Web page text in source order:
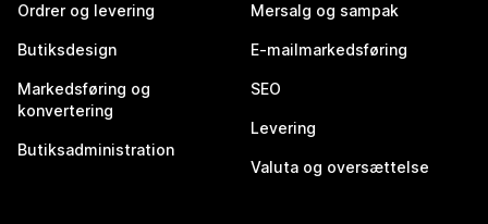
Ordrer og levering
Butiksdesign
Markedsføring og
konvertering
Butiksadministration
Mersalg og sampak
E-mailmarkedsføring
SEO
Levering
Valuta og oversættelse